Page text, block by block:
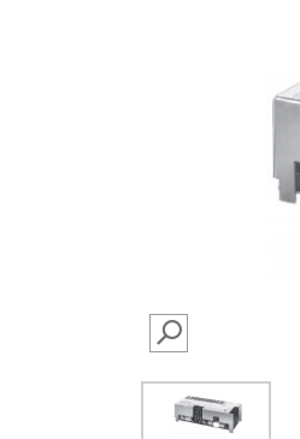
SEARCH